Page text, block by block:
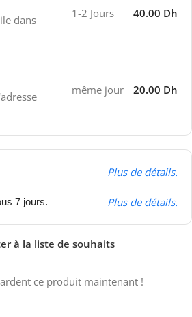
dans
1-2 Jours 40.00 Dh
même jour 20.00 Dh
Plus de détails.
7 jours. Plus de détails.
à la liste de souhaits
ce produit maintenant !